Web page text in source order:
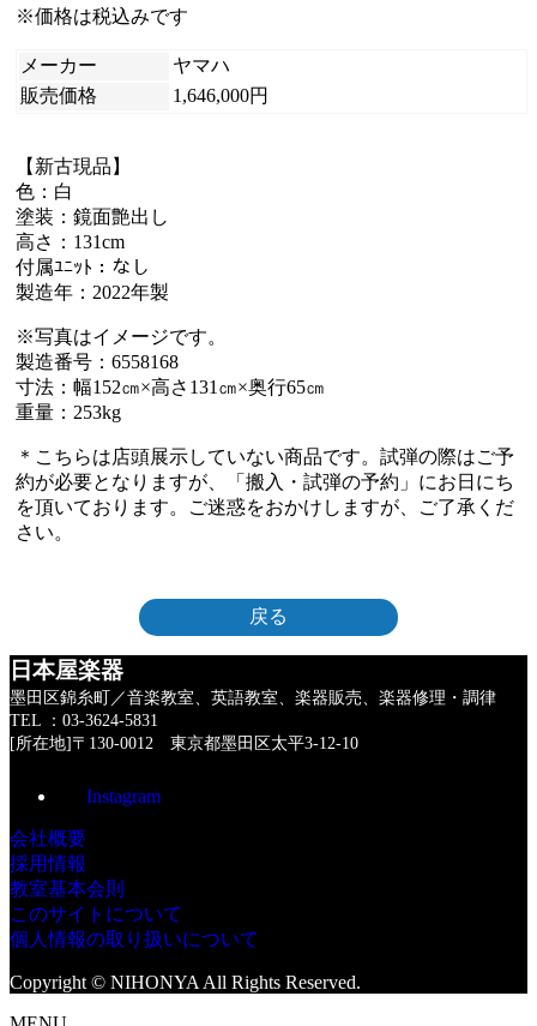
※価格は税込みです
メーカー
ヤマハ
販売価格
1,646,000円
【新古現品】
色：白
塗装：鏡面艶出し
高さ：131cm
付属ﾕﾆｯﾄ：なし
製造年：2022年製
※写真はイメージです。
製造番号：6558168
寸法：幅152㎝×高さ131㎝×奥行65㎝
重量：253kg
＊こちらは店頭展示していない商品です。試弾の際はご予
約が必要となりますが、「搬入・試弾の予約」にお日にち
を頂いております。ご迷惑をおかけしますが、ご了承くだ
さい。
戻る
日本屋楽器
墨田区錦糸町／音楽教室、英語教室、楽器販売、楽器修理・調律
TEL ：03-3624-5831
[所在地]〒130-0012 東京都墨田区太平3-12-10
Instagram
会社概要
採用情報
教室基本会則
このサイトについて
個人情報の取り扱いについて
Copyright © NIHONYA All Rights Reserved.